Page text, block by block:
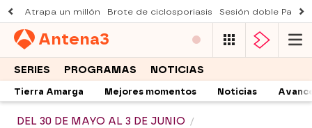
Atrapa un millón Brote de ciclosporiasis Sesión doble
Antena3
SERIES PROGRAMAS NOTICIAS
Tierra Amarga Mejores momentos Noticias
DEL 30 DE MAYO AL 3 DE JUNIO